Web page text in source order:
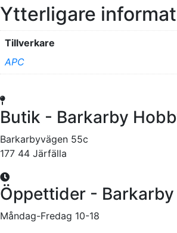
Ytterligare
Tillverkare
APC
Butik - Barkarby
Barkarbyvägen 55c
177 44 Järfälla
Öppettider -
Måndag-Fredag 10-18